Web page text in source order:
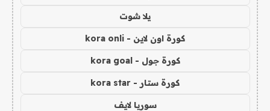
يلا شوت
كورة اون لاين - kora onli
كورة جول - kora goal
كورة ستار - kora star
سوريا لايف